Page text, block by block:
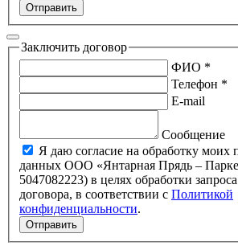
Отправить
Заключить договор
ФИО *
Телефон *
E-mail
Сообщение
Я даю согласие на обработку моих
данных ООО «Янтарная Прядь –
5047082223) в целях обработки запроса и заключение
договора, в соответствии с Политикой
конфиденциальности.
Отправить